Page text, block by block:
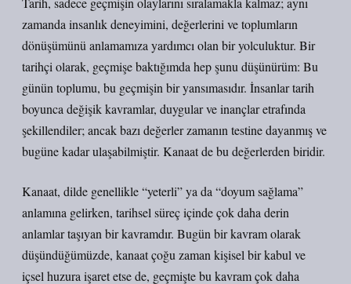
zamanda insanlık deneyimini, değerlerini ve toplumların
dönüşümünü anlamamıza yardımcı olan bir yolculuktur. Bir
tarihçi olarak, geçmişe baktığımda hep şunu düşünürüm: Bu
günün toplumu, bu geçmişin bir yansımasıdır. İnsanlar tarih
boyunca değişik kavramlar, duygular ve inançlar etrafında
şekillendiler; ancak bazı değerler zamanın testine dayanmış ve
bugüne kadar ulaşabilmiştir. Kanaat de bu değerlerden biridir.
Kanaat, dilde genellikle “yeterli” ya da “doyum sağlama”
anlamına gelirken, tarihsel süreç içinde çok daha derin
anlamlar taşıyan bir kavramdır. Bugün bir kavram olarak
düşündüğümüzde, kanaat çoğu zaman kişisel bir kabul ve
içsel huzura işaret etse de, geçmişte bu kavram çok daha